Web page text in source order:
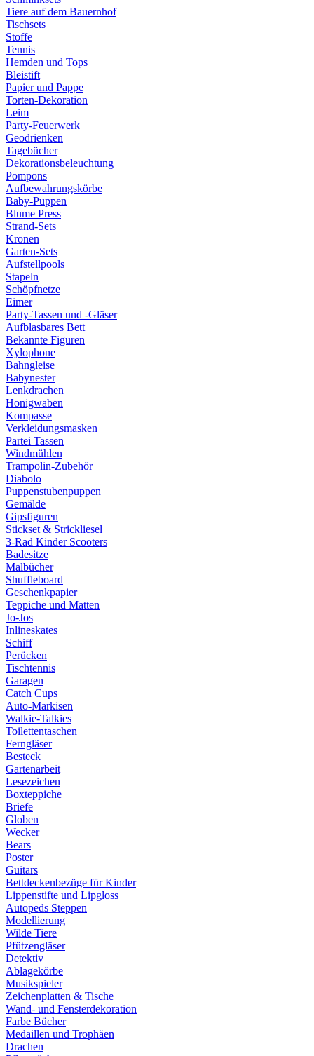
Tiere auf dem Bauernhof
Tischsets
Stoffe
Tennis
Hemden und Tops
Bleistift
Papier und Pappe
Torten-Dekoration
Leim
Party-Feuerwerk
Geodrienken
Tagebücher
Dekorationsbeleuchtung
Pompons
Aufbewahrungskörbe
Baby-Puppen
Blume Press
Strand-Sets
Kronen
Garten-Sets
Aufstellpools
Stapeln
Schöpfnetze
Eimer
Party-Tassen und -Gläser
Aufblasbares Bett
Bekannte Figuren
Xylophone
Bahngleise
Babynester
Lenkdrachen
Honigwaben
Kompasse
Verkleidungsmasken
Partei Tassen
Windmühlen
Trampolin-Zubehör
Diabolo
Puppenstubenpuppen
Gemälde
Gipsfiguren
Stickset & Strickliesel
3-Rad Kinder Scooters
Badesitze
Malbücher
Shuffleboard
Geschenkpapier
Teppiche und Matten
Jo-Jos
Inlineskates
Schiff
Perücken
Tischtennis
Garagen
Catch Cups
Auto-Markisen
Walkie-Talkies
Toilettentaschen
Ferngläser
Besteck
Gartenarbeit
Lesezeichen
Boxteppiche
Briefe
Globen
Wecker
Bears
Poster
Guitars
Bettdeckenbezüge für Kinder
Lippenstifte und Lipgloss
Autopeds Steppen
Modellierung
Wilde Tiere
Pfützengläser
Detektiv
Ablagekörbe
Musikspieler
Zeichenplatten & Tische
Wand- und Fensterdekoration
Farbe Bücher
Medaillen und Trophäen
Drachen